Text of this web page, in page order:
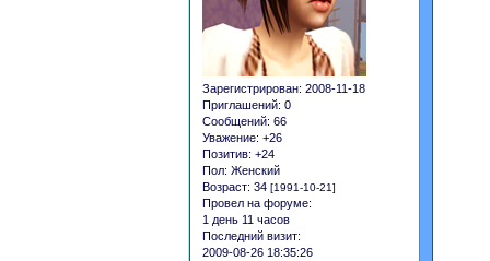
Зарегистрирован: 2008-11-18
Приглашений: 0
Сообщений: 66
Уважение: +26
Позитив: +24
Пол: Женский
Возраст: 34 [1991-10-21]
Провел на форуме:
1 день 11 часов
Последний визит:
2009-08-26 18:35:26